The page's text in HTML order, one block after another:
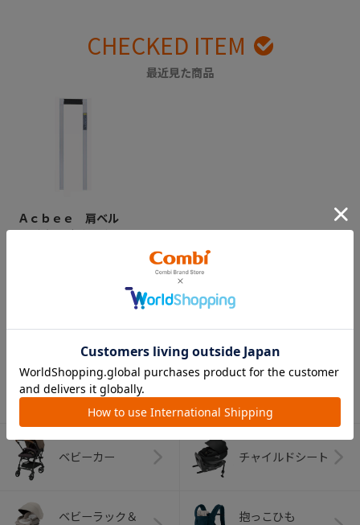
CHECKED ITEM
最近見た商品
Ａｃｂｅｅ 肩ベル
CATEGORY
カテゴリー
ベビーカー チャイルドシート
ベビーラック＆
抱っこひも